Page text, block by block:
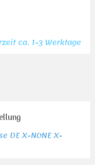
ca. 1-3 Werktage
DE X-NONE X-